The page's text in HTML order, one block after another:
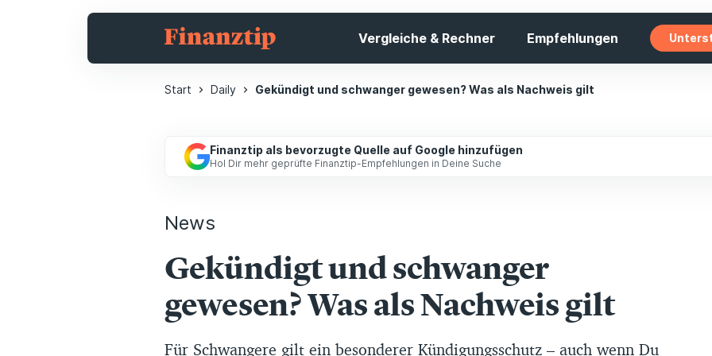
Vergleiche & Rechner Empfehlungen
Start Daily Gekündigt und schwanger gewesen? Was als Nachweis gilt
Finanztip als bevorzugte Quelle auf Google hinzufügen
Hol Dir mehr geprüfte Finanztip-Empfehlungen in Deine Suche
News
Gekündigt und schwanger
gewesen? Was als Nachweis gilt
Für Schwangere gilt ein besonderer Kündigungsschutz – auch wenn Du